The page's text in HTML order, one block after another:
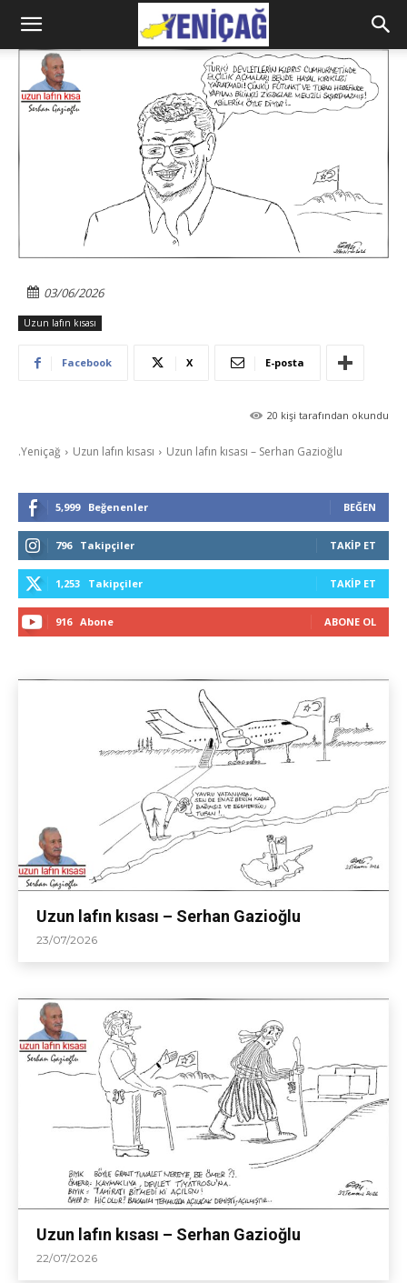
03/06/2026
Uzun lafın kısası
Facebook X E-posta
20 kişi tarafından okundu
.Yeniçağ Uzun lafın kısası Uzun lafın kısası – Serhan Gazioğlu
5,999 Beğenenler BEĞEN
796 Takipçiler TAKIP ET
1,253 Takipçiler TAKIP ET
916 Abone ABONE OL
Uzun lafın kısası – Serhan Gazioğlu
23/07/2026
Uzun lafın kısası – Serhan Gazioğlu
22/07/2026